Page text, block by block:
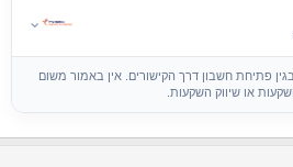
⌄
פתיחת חשבון דרך הקישורים. אין באמור משום
או שיווק השקעות.